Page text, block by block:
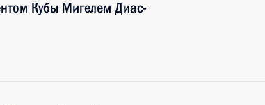
Кубы Мигелем Диас-